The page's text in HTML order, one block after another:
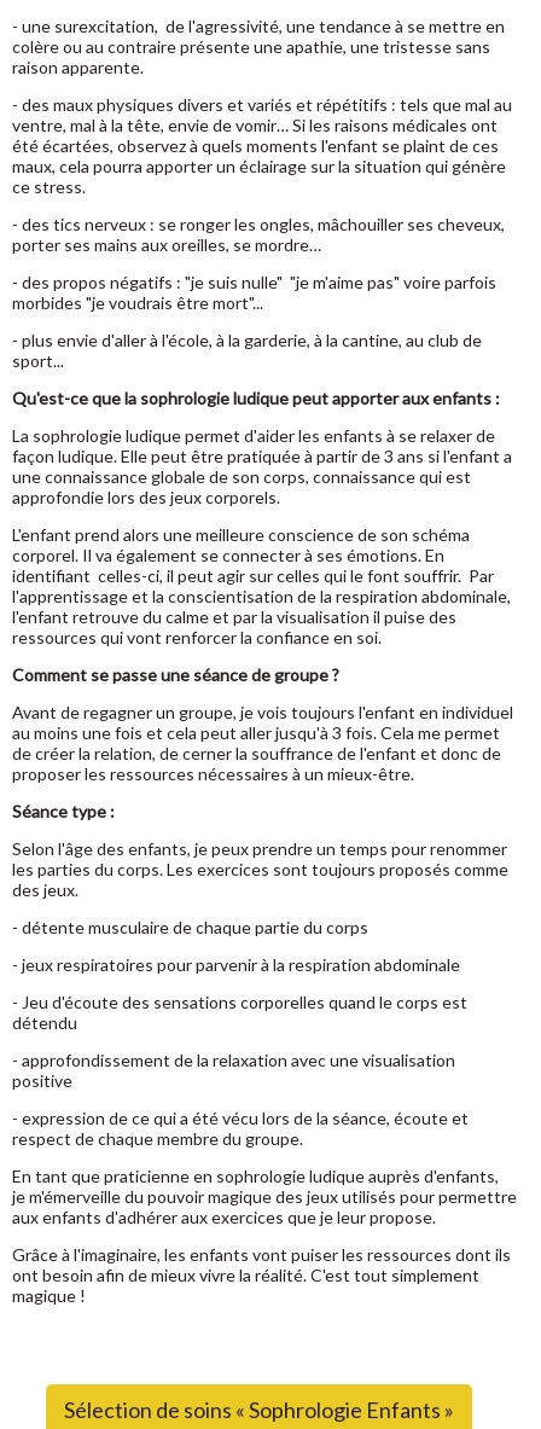
- une surexcitation, de l'agressivité, une tendance à se mettre en
colère ou au contraire présente une apathie, une tristesse sans
raison apparente.
- des maux physiques divers et variés et répétitifs : tels que mal au
ventre, mal à la tête, envie de vomir… Si les raisons médicales ont
été écartées, observez à quels moments l'enfant se plaint de ces
maux, cela pourra apporter un éclairage sur la situation qui génère
ce stress.
- des tics nerveux : se ronger les ongles, mâchouiller ses cheveux,
porter ses mains aux oreilles, se mordre…
- des propos négatifs : "je suis nulle" "je m'aime pas" voire parfois
morbides "je voudrais être mort"...
- plus envie d'aller à l'école, à la garderie, à la cantine, au club de
sport...
Qu'est-ce que la sophrologie ludique peut apporter aux enfants :
La sophrologie ludique permet d'aider les enfants à se relaxer de
façon ludique. Elle peut être pratiquée à partir de 3 ans si l'enfant a
une connaissance globale de son corps, connaissance qui est
approfondie lors des jeux corporels.
L'enfant prend alors une meilleure conscience de son schéma
corporel. Il va également se connecter à ses émotions. En
identifiant celles-ci, il peut agir sur celles qui le font souffrir. Par
l'apprentissage et la conscientisation de la respiration abdominale,
l'enfant retrouve du calme et par la visualisation il puise des
ressources qui vont renforcer la confiance en soi.
Comment se passe une séance de groupe ?
Avant de regagner un groupe, je vois toujours l'enfant en individuel
au moins une fois et cela peut aller jusqu'à 3 fois. Cela me permet
de créer la relation, de cerner la souffrance de l'enfant et donc de
proposer les ressources nécessaires à un mieux-être.
Séance type :
Selon l'âge des enfants, je peux prendre un temps pour renommer
les parties du corps. Les exercices sont toujours proposés comme
des jeux.
- détente musculaire de chaque partie du corps
- jeux respiratoires pour parvenir à la respiration abdominale
- Jeu d'écoute des sensations corporelles quand le corps est
détendu
- approfondissement de la relaxation avec une visualisation
positive
- expression de ce qui a été vécu lors de la séance, écoute et
respect de chaque membre du groupe.
En tant que praticienne en sophrologie ludique auprès d'enfants,
je m'émerveille du pouvoir magique des jeux utilisés pour permettre
aux enfants d'adhérer aux exercices que je leur propose.
Grâce à l'imaginaire, les enfants vont puiser les ressources dont ils
ont besoin afin de mieux vivre la réalité. C'est tout simplement
magique !
Sélection de soins « Sophrologie Enfants »